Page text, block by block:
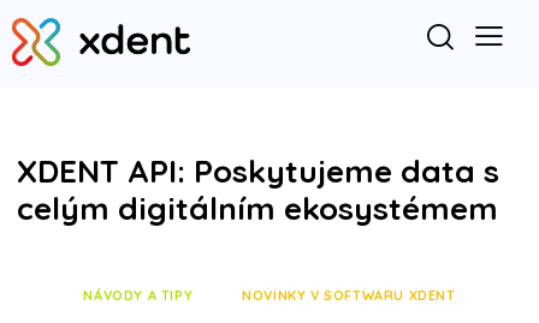
XDENT API: Poskytujeme data s
celým digitálním ekosystémem
NÁVODY A TIPY NOVINKY V SOFTWARU XDENT